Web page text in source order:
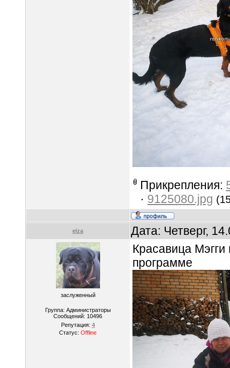
Прикрепления:
· 9125080.jpg
elza Дата: Четверг,
заслуженный
Группа: Администраторы
Сообщений: 10496
Репутация: 4
Статус: Offline
Красавица
программе